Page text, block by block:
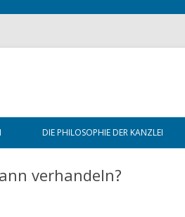
DIE PHILOSOPHIE DER KANZLEI
VERSICHERUNGEN
verhandeln?